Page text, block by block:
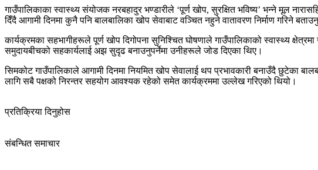
गाउँपालिकाका स्वास्थ्य संयोजक नरबहादुर भण्डारीले ‘पूर्ण खोप, सुरक्षित भविष्य’ भन्ने मूल
दिँदै आगामी दिनमा कुनै पनि बालबालिका खोप सेवाबाट वञ्चित नहुने वातावरण निर्माण गरिने
कार्यक्रमका सहभागीहरूले पूर्ण खोप दिगोपना सुनिश्चित घोषणाले गाउँपालिकाको स्वास्थ्य
समुदायबीचको सहकार्यलाई अझ सुदृढ बनाउनुपर्नेमा उनीहरूले जोड दिएका थिए।
सिमकोट गाउँपालिकाले आगामी दिनमा नियमित खोप सेवालाई थप प्रभावकारी बनाउँदै छुटेका
लागि सबै पक्षको निरन्तर सहयोग आवश्यक रहेको समेत कार्यक्रममा उल्लेख गरिएको थियो।
प्रतिक्रिया दिनुहोस
संबन्धित समाचार